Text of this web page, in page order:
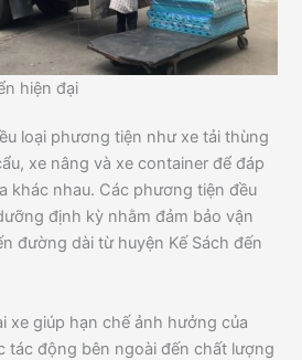
hiện đại
loại phương tiện như xe tải thùng
xe nâng và xe container để đáp
khác nhau. Các phương tiện đều
định kỳ nhằm đảm bảo vận
đường dài từ huyện Kế Sách đến
xe giúp hạn chế ảnh hưởng của
tác động bên ngoài đến chất lượng